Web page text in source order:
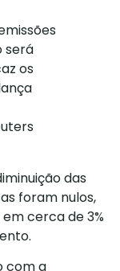
será
os
das
foram nulos,
cerca de 3%
com a